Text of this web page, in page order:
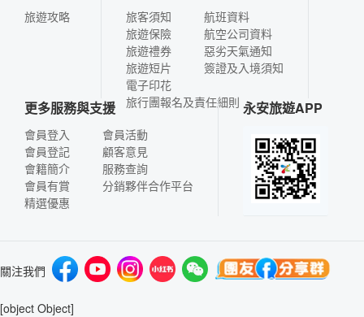
旅遊攻略
旅客須知
旅遊保險
旅遊禮券
旅遊短片
電子印花
航班資料
航空公司資料
惡劣天氣通知
簽證及入境須知
旅行團報名及責任細則
更多服務與支援
會員登入
會員登記
會籍簡介
會員有賞
精選優惠
會員活動
顧客意見
服務查詢
分銷夥伴合作平台
永安旅遊APP
關注我們
[object Object]